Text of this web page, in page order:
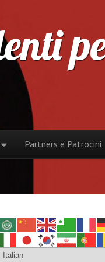
Partners e Patrocini